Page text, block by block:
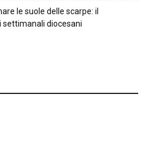
le suole delle scarpe: il
settimanali diocesani